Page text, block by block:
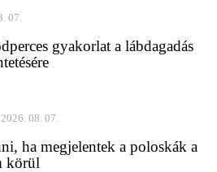
07.
gyakorlat a lábdagadás
2026. 08. 07.
ha megjelentek a poloskák a
körül